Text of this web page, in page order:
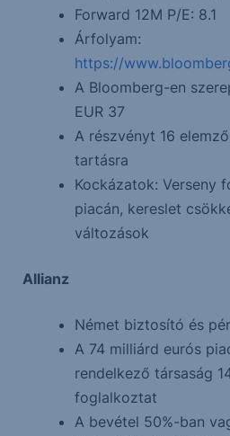
Forward 12M P/E: 8.1
Árfolyam:
https://
A Bloomberg-en
EUR 37
A részvényt 16
tartásra
Kockázatok: Verseny
piacán, kereslet
változások
Allianz
Német biztosító és
A 74 milliárd eurós
rendelkező társaság
foglalkoztat
A bevétel 50%-ban